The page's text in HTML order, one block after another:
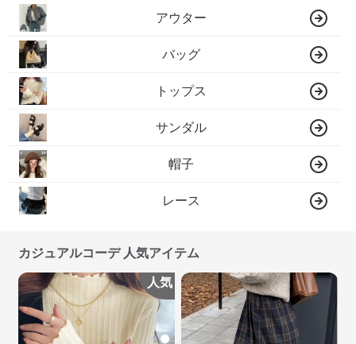
アウター
バッグ
トップス
サンダル
帽子
レース
カジュアルコーデ 人気アイテム
人気